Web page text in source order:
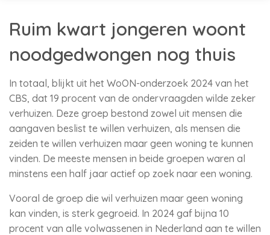
Ruim kwart jongeren woont
noodgedwongen nog thuis
In totaal, blijkt uit het WoON-onderzoek 2024 van het
CBS, dat 19 procent van de ondervraagden wilde zeker
verhuizen. Deze groep bestond zowel uit mensen die
aangaven beslist te willen verhuizen, als mensen die
zeiden te willen verhuizen maar geen woning te kunnen
vinden. De meeste mensen in beide groepen waren al
minstens een half jaar actief op zoek naar een woning.
Vooral de groep die wil verhuizen maar geen woning
kan vinden, is sterk gegroeid. In 2024 gaf bijna 10
procent van alle volwassenen in Nederland aan te willen